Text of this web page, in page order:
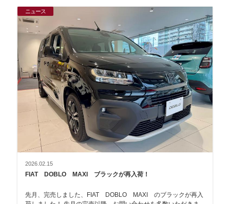
ニュース
2026.02.15
FIAT DOBLO MAXI ブラックが再入荷！
先月、完売しました、FIAT DOBLO MAXI のブラックが再入